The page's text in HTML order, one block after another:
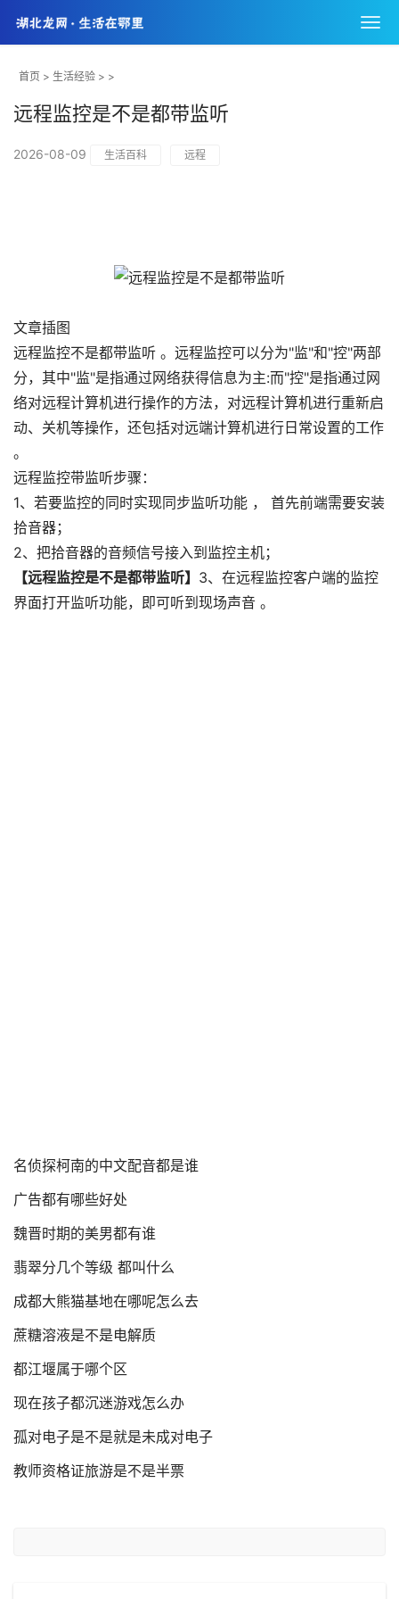
首页 > 生活经验 > >
远程监控是不是都带监听
2026-08-09 生活百科 远程
文章插图
远程监控不是都带监听 。远程监控可以分为"监"和"控"两部
分，其中"监"是指通过网络获得信息为主:而"控"是指通过网
络对远程计算机进行操作的方法，对远程计算机进行重新启
动、关机等操作，还包括对远端计算机进行日常设置的工作
。
远程监控带监听步骤：
1、若要监控的同时实现同步监听功能 ， 首先前端需要安装
拾音器；
2、把拾音器的音频信号接入到监控主机；
【远程监控是不是都带监听】 3、在远程监控客户端的监控
界面打开监听功能，即可听到现场声音 。
名侦探柯南的中文配音都是谁
广告都有哪些好处
魏晋时期的美男都有谁
翡翠分几个等级 都叫什么
成都大熊猫基地在哪呢怎么去
蔗糖溶液是不是电解质
都江堰属于哪个区
现在孩子都沉迷游戏怎么办
孤对电子是不是就是未成对电子
教师资格证旅游是不是半票